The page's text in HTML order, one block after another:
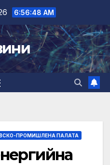
6:56:49 AM
ПРОМИШЛЕНА ПАЛАТА